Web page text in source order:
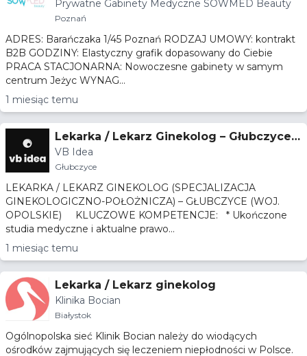
w trakcie specjalizacji - Prywatne Gabine
ty Medyczne SOWMED Beauty
Prywatne Gabinety Medyczne SOWMED Beauty
Poznań
ADRES: Barańczaka 1/45 Poznań RODZAJ UMOWY: kontrakt
B2B GODZINY: Elastyczny grafik dopasowany do Ciebie
PRACA STACJONARNA: Nowoczesne gabinety w samym
centrum Jeżyc WYNAG...
1 miesiąc temu
Lekarka / Lekarz Ginekolog – Głubczyce
(woj. opolskie)
VB Idea
Głubczyce
LEKARKA / LEKARZ GINEKOLOG (SPECJALIZACJA
GINEKOLOGICZNO-POŁOŻNICZA) – GŁUBCZYCE (WOJ.
OPOLSKIE) KLUCZOWE KOMPETENCJE: * Ukończone
studia medyczne i aktualne prawo...
1 miesiąc temu
Lekarka / Lekarz ginekolog
Klinika Bocian
Białystok
Ogólnopolska sieć Klinik Bocian należy do wiodących
ośrodków zajmujących się leczeniem niepłodności w Polsce.